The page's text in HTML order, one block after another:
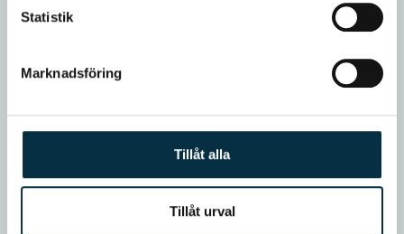
Statistik
Marknadsföring
Tillåt alla
Tillåt urval